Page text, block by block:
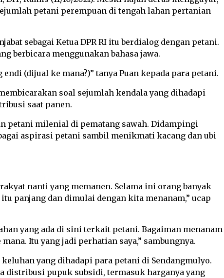
petani perempuan di tengah lahan pertanian
sebagai Ketua DPR RI itu berdialog dengan petani.
berbicara menggunakan bahasa jawa.
(dijual ke mana?)” tanya Puan kepada para petani.
soal sejumlah kendala yang dihadapi
saat panen.
petani milenial di pematang sawah. Didampingi
aspirasi petani sambil menikmati kacang dan ubi
nanti yang memanen. Selama ini orang banyak
panjang dan dimulai dengan kita menanam,” ucap
yang ada di sini terkait petani. Bagaiman menanam
Itu yang jadi perhatian saya,” sambungnya.
yang dihadapi para petani di Sendangmulyo.
distribusi pupuk subsidi, termasuk harganya yang